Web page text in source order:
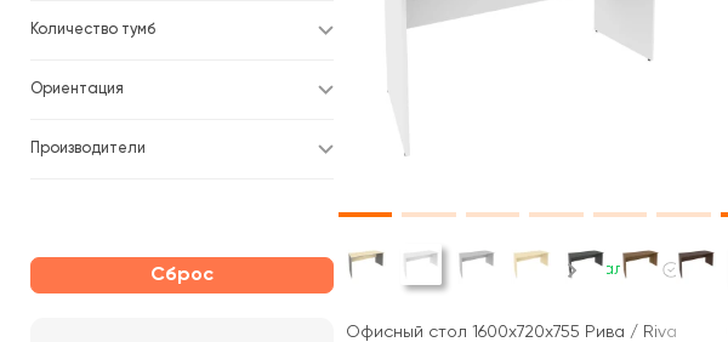
Количество тумб
Ориентация
Производители
Сброс В наличии
Офисный стол 1600x720x755 Рива / Riva